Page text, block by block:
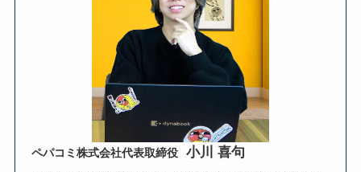
ペパコミ株式会社代表取締役 小川 喜句